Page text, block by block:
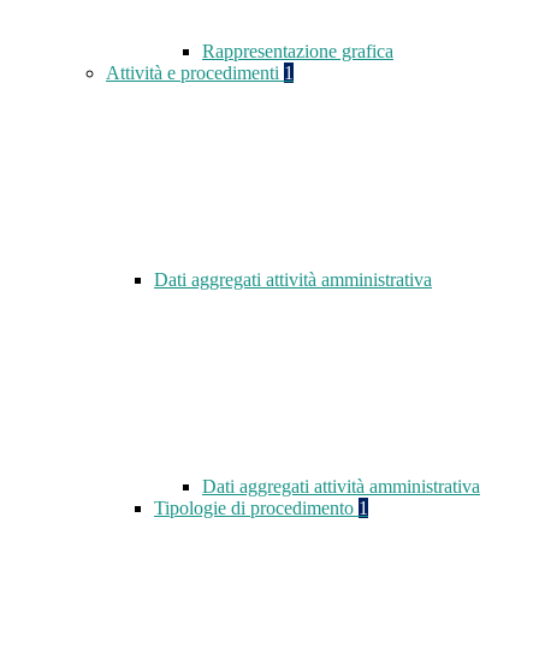
Rappresentazione grafica
Attività e procedimenti 1
Dati aggregati attività amministrativa
Dati aggregati attività amministrativa
Tipologie di procedimento 1